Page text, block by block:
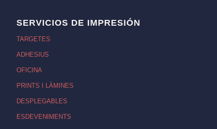
SERVICIOS DE IMPRESIÓN
TARGETES
ADHESIUS
OFICINA
PRINTS I LÀMINES
DESPLEGABLES
ESDEVENIMENTS